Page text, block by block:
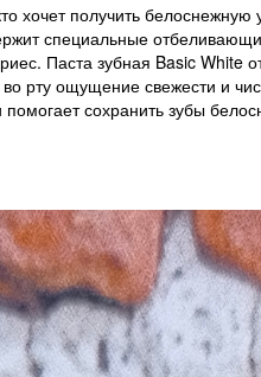
хочет получить
специальные
Паста зубная Basic White
ощущение свежести и
сохранить зубы